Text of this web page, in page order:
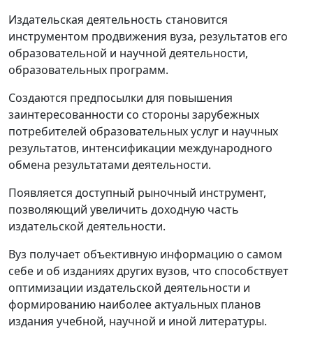
Издательская деятельность становится
инструментом продвижения вуза, результатов его
образовательной и научной деятельности,
образовательных программ.
Создаются предпосылки для повышения
заинтересованности со стороны зарубежных
потребителей образовательных услуг и научных
результатов, интенсификации международного
обмена результатами деятельности.
Появляется доступный рыночный инструмент,
позволяющий увеличить доходную часть
издательской деятельности.
Вуз получает объективную информацию о самом
себе и об изданиях других вузов, что способствует
оптимизации издательской деятельности и
формированию наиболее актуальных планов
издания учебной, научной и иной литературы.